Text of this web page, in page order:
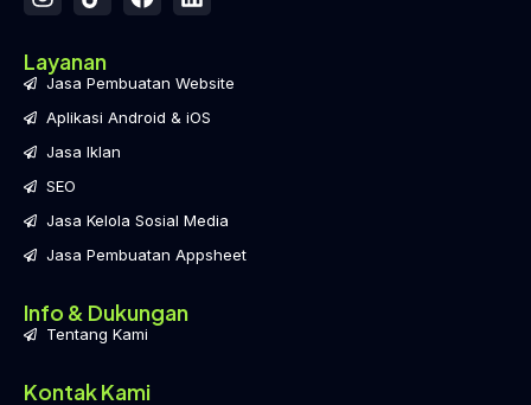
Layanan
Jasa Pembuatan Website
Aplikasi Android & iOS
Jasa Iklan
SEO
Jasa Kelola Sosial Media
Jasa Pembuatan Appsheet
Info & Dukungan
Tentang Kami
Kontak Kami